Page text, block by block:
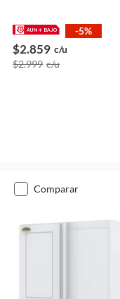
-5%
$2.859 c/u
$2.999 c/u
comparar